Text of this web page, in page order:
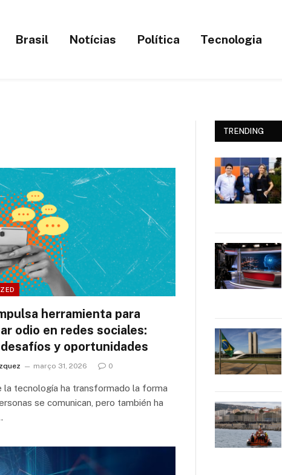
Brasil Notícias Política Tecnologia
herramienta para
odio en redes sociales:
y oportunidades
março 31, 2026 0
la tecnología ha transformado la forma
se comunican, pero también ha
TRENDING